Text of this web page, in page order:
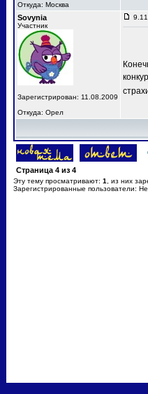
Откуда: Москва
Sovynia
Участник
Зарегистрирован: 11.08.2009
Откуда: Орел
Страница 4 из 4
Эту тему просматривают: 1
, из них
Зарегистрированные пользователи: